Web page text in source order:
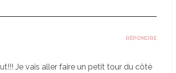
Je vais aller faire un petit tour du côté
RÉPONDRE